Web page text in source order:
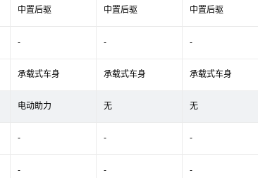
中置后驱 中置后驱 中置后驱
- - -
承载式车身 承载式车身 承载式车身
电动助力 无 无
- - -
- - -